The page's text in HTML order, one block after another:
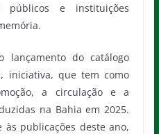
públicos e instituições
lançamento do catálogo
iniciativa, que tem como
a circulação e a
na Bahia em 2025.
às publicações deste ano,